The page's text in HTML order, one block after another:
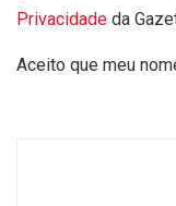
Privacidade da
Aceito que meu